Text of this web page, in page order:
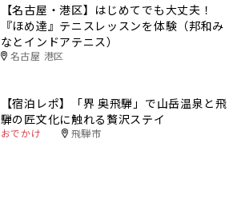
【名古屋・港区】はじめてでも大丈夫！
『ほめ達』テニスレッスンを体験（邦和み
なとインドアテニス）
名古屋 港区
【宿泊レポ】「界 奥飛騨」で山岳温泉と飛
騨の匠文化に触れる贅沢ステイ
おでかけ 飛騨市